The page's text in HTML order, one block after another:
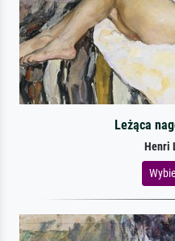
Leżąca
Henri